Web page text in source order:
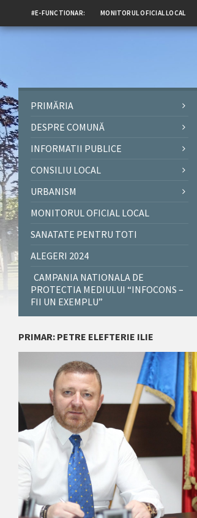
#E-FUNCTIONAR: MONITORUL OFICIAL LOCAL
PRIMĂRIA
DESPRE COMUNĂ
INFORMATII PUBLICE
CONSILIU LOCAL
URBANISM
MONITORUL OFICIAL LOCAL
SANATATE PENTRU TOTI
ALEGERI 2024
CAMPANIA NATIONALA DE
PROTECTIA MEDIULUI “INFOCONS –
FII UN EXEMPLU”
PRIMAR: PETRE ELEFTERIE ILIE